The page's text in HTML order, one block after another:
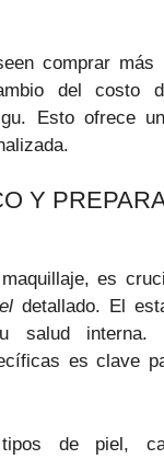
comprar más
del costo
Esto ofrece
Y
es
detallado. El
salud interna.
es clave
tipos de piel,